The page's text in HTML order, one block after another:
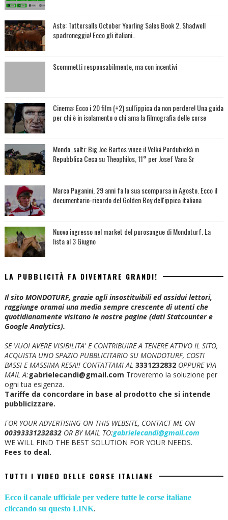
Aste: Tattersalls October Yearling Sales Book 2. Shadwell
spadroneggia! Ecco gli italiani..
Scommetti responsabilmente, ma con incentivi
Cinema: Ecco i 20 film (+2) sull'ippica da non perdere! Una guida
per chi è in isolamento o chi ama la filmografia delle corse
Mondo..salti: Big Joe Bartos vince il Velká Pardubická in
Repubblica Ceca su Theophilos, 11° per Josef Vana Sr
Marco Paganini, 29 anni fa la sua scomparsa in Agosto. Ecco il
documentario-ricordo del Golden Boy dell'ippica italiana
Nuovo ingresso nel market del purosangue di Mondoturf. La
lista al 3 Giugno
LA PUBBLICITÀ FA DIVENTARE GRANDI!
Il sito MONDOTURF, grazie agli insostituibili ed assidui lettori,
raggiunge oramai una media sempre crescente di utenti che
quotidianamente visitano le nostre pagine (dati Statcounter e
Google Analytics).
SE VUOI AVERE VISIBILITA' E CONTRIBUIRE A TENERE ATTIVO IL SITO,
ACQUISTA UNO SPAZIO PUBBLICITARIO SU MONDOTURF, COSTI
BASSI E MASSIMA RESA!! CONTATTAMI AL 3331232832 OPPURE VIA
MAIL A:gabrielecandi@gmail.com Troveremo la soluzione per
ogni tua esigenza.
Tariffe da concordare in base al prodotto che si intende
pubblicizzare.
FOR YOUR ADVERTISING ON THIS WEBSITE, CONTACT ME ON
00393331232832OR BY MAIL TO:gabrielecandi@gmail.com
WE WILL FIND THE BEST SOLUTION FOR YOUR NEEDS.
Fees to deal.
TUTTI I VIDEO DELLE CORSE ITALIANE
Ecco il canale ufficiale per vedere tutte le corse italiane
cliccando su questo LINK.